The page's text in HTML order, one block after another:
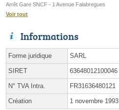
Arrêt Gare SNCF - 1 Avenue Falabregues
Voir tout
Informations
Forme juridique SARL
SIRET 63648012100046
N° TVA Intra. FR31636480121
Création 1 novembre 1993